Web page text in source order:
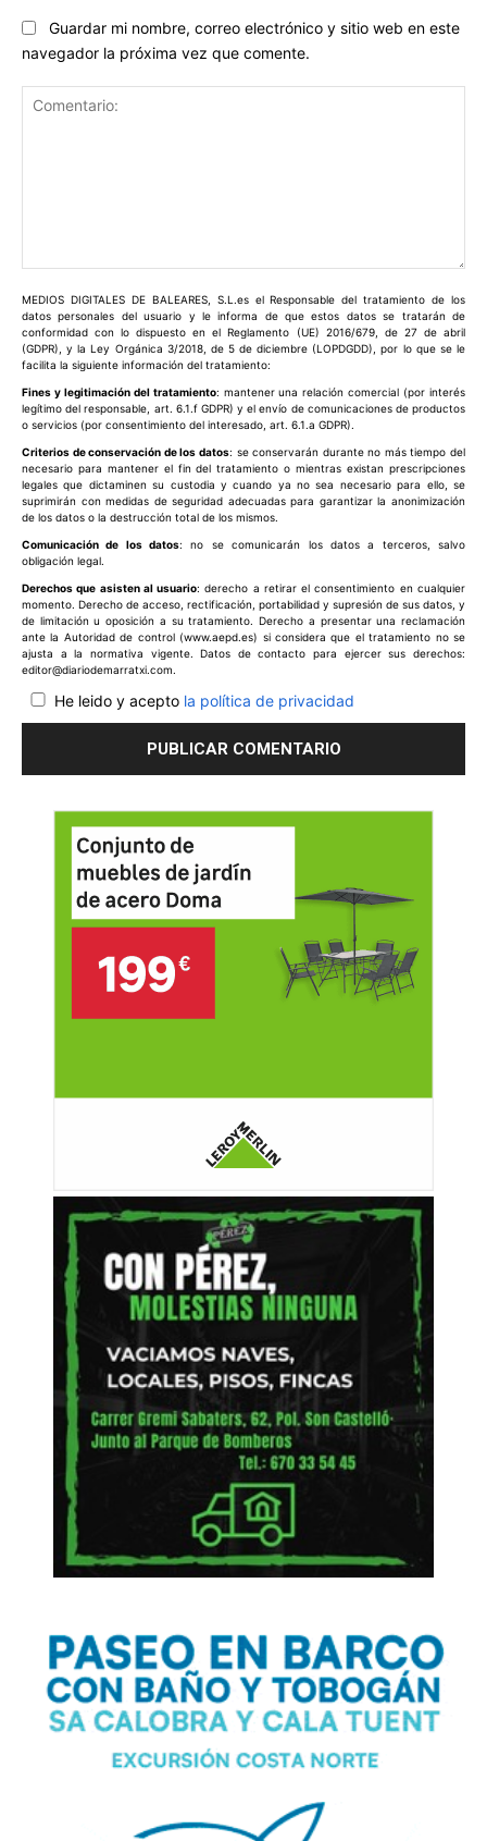
Guardar mi nombre, correo electrónico y sitio web en este
navegador la próxima vez que comente.
MEDIOS DIGITALES DE BALEARES, S.L.es el Responsable del tratamiento de los
datos personales del usuario y le informa de que estos datos se tratarán de
conformidad con lo dispuesto en el Reglamento (UE) 2016/679, de 27 de abril
(GDPR), y la Ley Orgánica 3/2018, de 5 de diciembre (LOPDGDD), por lo que se le
facilita la siguiente información del tratamiento:
Fines y legitimación del tratamiento: mantener una relación comercial (por interés
legítimo del responsable, art. 6.1.f GDPR) y el envío de comunicaciones de productos
o servicios (por consentimiento del interesado, art. 6.1.a GDPR).
Criterios de conservación de los datos: se conservarán durante no más tiempo del
necesario para mantener el fin del tratamiento o mientras existan prescripciones
legales que dictaminen su custodia y cuando ya no sea necesario para ello, se
suprimirán con medidas de seguridad adecuadas para garantizar la anonimización
de los datos o la destrucción total de los mismos.
Comunicación de los datos: no se comunicarán los datos a terceros, salvo
obligación legal.
Derechos que asisten al usuario: derecho a retirar el consentimiento en cualquier
momento. Derecho de acceso, rectificación, portabilidad y supresión de sus datos, y
de limitación u oposición a su tratamiento. Derecho a presentar una reclamación
ante la Autoridad de control (www.aepd.es) si considera que el tratamiento no se
ajusta a la normativa vigente. Datos de contacto para ejercer sus derechos:
editor@diariodemarratxi.com.
He leido y acepto la política de privacidad